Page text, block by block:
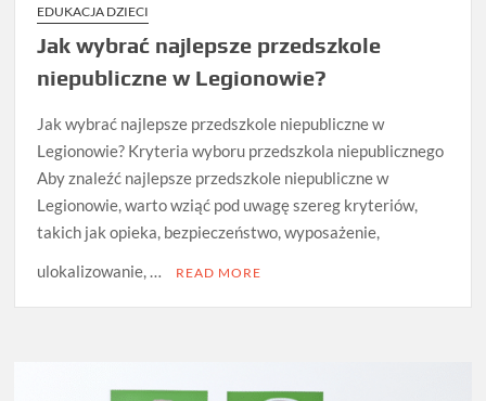
EDUKACJA DZIECI
Jak wybrać najlepsze przedszkole
niepubliczne w Legionowie?
Jak wybrać najlepsze przedszkole niepubliczne w
Legionowie? Kryteria wyboru przedszkola niepublicznego
Aby znaleźć najlepsze przedszkole niepubliczne w
Legionowie, warto wziąć pod uwagę szereg kryteriów,
takich jak opieka, bezpieczeństwo, wyposażenie,
ulokalizowanie, …
READ MORE